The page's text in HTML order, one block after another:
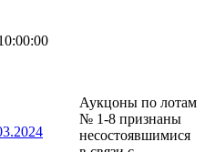
Аукцоны по лотам
№ 1-8 признаны
несостоявшимися